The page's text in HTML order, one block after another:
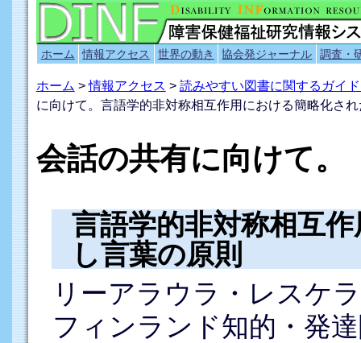
ホーム 情報アクセス 世界の動き 協会発ジャーナル 調査・
ホーム >情報アクセス > 読みやすい図書に関するガイ
に向けて。言語学的非対称相互作用における簡略化さ
会話の共有に向けて。
言語学的非対称相互
し言葉の原則
リーアラウラ・レスケ
フィンランド知的・発